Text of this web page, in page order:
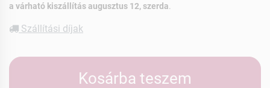
a várható kiszállítás augusztus 12, szerda
Szállítási díjak
Kosárba teszem